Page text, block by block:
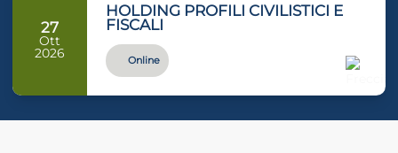
27
Ott
2026
HOLDING PROFILI CIVILISTICI E
FISCALI
Online